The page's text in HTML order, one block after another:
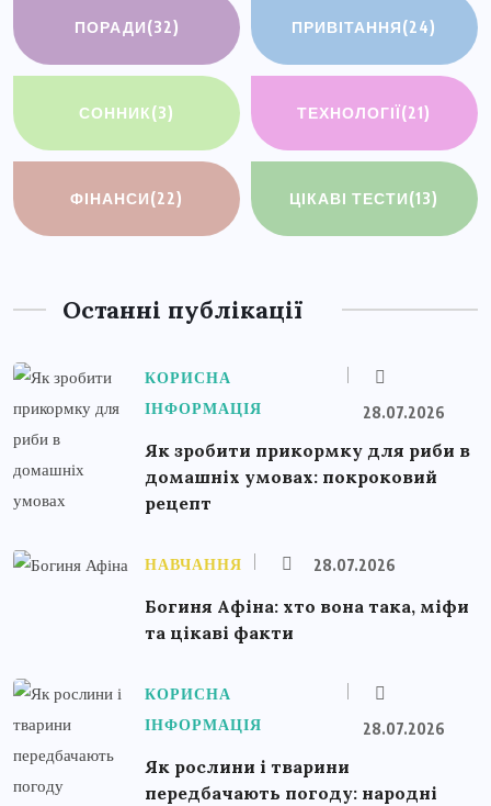
ПОРАДИ(32) ПРИВІТАННЯ(24)
СОННИК(3) ТЕХНОЛОГІЇ(21)
ФІНАНСИ(22) ЦІКАВІ ТЕСТИ(13)
Останні публікації
КОРИСНА
ІНФОРМАЦІЯ
28.07.2026
Як зробити прикормку для риби в
домашніх умовах: покроковий
рецепт
НАВЧАННЯ 28.07.2026
Богиня Афіна: хто вона така, міфи
та цікаві факти
КОРИСНА
ІНФОРМАЦІЯ
28.07.2026
Як рослини і тварини
передбачають погоду: народні